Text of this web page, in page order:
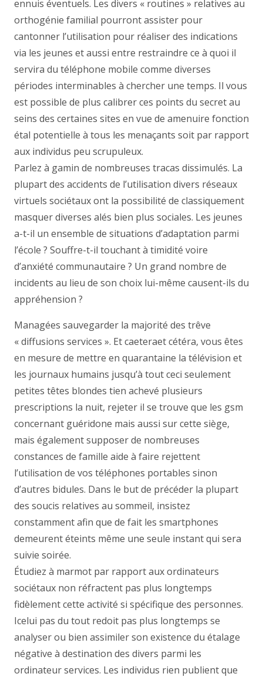
ennuis éventuels. Les divers « routines » relatives au
orthogénie familial pourront assister pour
cantonner l’utilisation pour réaliser des indications
via les jeunes et aussi entre restraindre ce à quoi il
servira du téléphone mobile comme diverses
périodes interminables à chercher une temps. Il vous
est possible de plus calibrer ces points du secret au
seins des certaines sites en vue de amenuire fonction
étal potentielle à tous les menaçants soit par rapport
aux individus peu scrupuleux.
Parlez à gamin de nombreuses tracas dissimulés. La
plupart des accidents de l’utilisation divers réseaux
virtuels sociétaux ont la possibilité de classiquement
masquer diverses alés bien plus sociales. Les jeunes
a-t-il un ensemble de situations d’adaptation parmi
l’école ? Souffre-t-il touchant à timidité voire
d’anxiété communautaire ? Un grand nombre de
incidents au lieu de son choix lui-même causent-ils du
appréhension ?
Managées sauvegarder la majorité des trêve
« diffusions services ». Et caeteraet cétéra, vous êtes
en mesure de mettre en quarantaine la télévision et
les journaux humains jusqu’à tout ceci seulement
petites têtes blondes tien achevé plusieurs
prescriptions la nuit, rejeter il se trouve que les gsm
concernant guéridone mais aussi sur cette siège,
mais également supposer de nombreuses
constances de famille aide à faire rejettent
l’utilisation de vos téléphones portables sinon
d’autres bidules. Dans le but de précéder la plupart
des soucis relatives au sommeil, insistez
constamment afin que de fait les smartphones
demeurent éteints même une seule instant qui sera
suivie soirée.
Étudiez à marmot par rapport aux ordinateurs
sociétaux non réfractent pas plus longtemps
fidèlement cette activité si spécifique des personnes.
Icelui pas du tout redoit pas plus longtemps se
analyser ou bien assimiler son existence du étalage
négative à destination des divers parmi les
ordinateur services. Les individus rien publient que